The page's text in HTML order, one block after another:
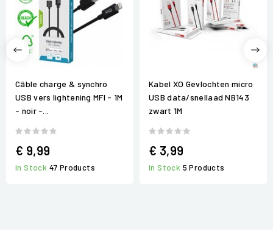
Câble charge & synchro
USB vers lightening MFI - 1M
- noir -...
€ 9,99
In Stock 47 Products
Kabel XO Gevlochten micro
USB data/snellaad NB143
zwart 1M
€ 3,99
In Stock 5 Products